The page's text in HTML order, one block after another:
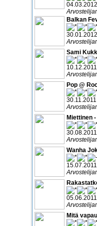
04.03.2012
Balkan
30.01.2012
Sami
10.12.2011
Pop @
30.11.2011
Miettinen
30.08.2011
Wanha
15.07.2011
05.06.2011
Mitä